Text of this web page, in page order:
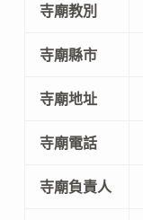
寺廟教別
寺廟縣市
寺廟地址
寺廟電話
寺廟負責人